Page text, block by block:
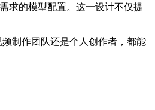
需求的模型配置。这一设计不仅提
制作团队还是个人创作者，都能